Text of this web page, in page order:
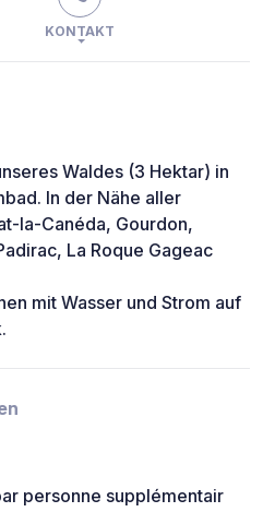
KONTAKT
Waldes (3 Hektar) in
In der Nähe aller
la-Canéda, Gourdon,
La Roque Gageac
mit Wasser und Strom auf
personne supplémentair